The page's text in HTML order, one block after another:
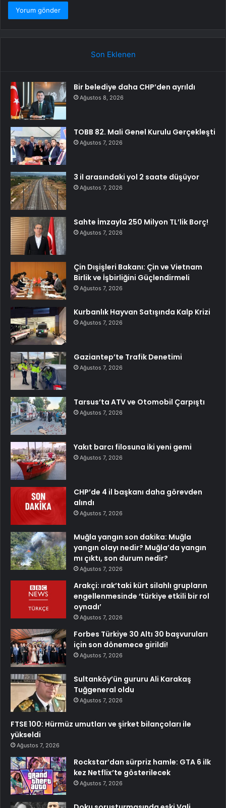
Son Eklenen
Bir belediye daha CHP’den ayrıldı
Ağustos 8, 2026
TOBB 82. Mali Genel Kurulu Gerçekleşti
Ağustos 7, 2026
3 il arasındaki yol 2 saate düşüyor
Ağustos 7, 2026
Sahte İmzayla 250 Milyon TL’lik Borç!
Ağustos 7, 2026
Çin Dışişleri Bakanı: Çin ve Vietnam
Birlik ve İşbirliğini Güçlendirmeli
Ağustos 7, 2026
Kurbanlık Hayvan Satışında Kalp Krizi
Ağustos 7, 2026
Gaziantep’te Trafik Denetimi
Ağustos 7, 2026
Tarsus’ta ATV ve Otomobil Çarpıştı
Ağustos 7, 2026
Yakıt barcı filosuna iki yeni gemi
Ağustos 7, 2026
CHP’de 4 il başkanı daha görevden
alındı
Ağustos 7, 2026
Muğla yangın son dakika: Muğla
yangın olayı nedir? Muğla’da yangın
mı çıktı, son durum nedir?
Ağustos 7, 2026
Arakçi: ırak’taki kürt silahlı grupların
engellenmesinde ‘türkiye etkili bir rol
oynadı’
Ağustos 7, 2026
Forbes Türkiye 30 Altı 30 başvuruları
için son dönemece girildi!
Ağustos 7, 2026
Sultanköy’ün gururu Ali Karakaş
Tuğgeneral oldu
Ağustos 7, 2026
FTSE 100: Hürmüz umutları ve şirket bilançoları ile
yükseldi
Ağustos 7, 2026
Rockstar’dan sürpriz hamle: GTA 6 ilk
kez Netflix’te gösterilecek
Ağustos 7, 2026